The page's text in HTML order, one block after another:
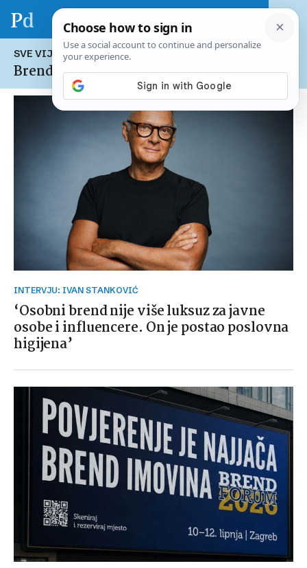
SVE VIJESTI NA TEMU:
Brend Forum 2026.
INTERVJU: IVAN STANKOVIĆ
‘Osobni brend nije više luksuz za javne
osobe i influencere. On je postao poslovna
higijena’